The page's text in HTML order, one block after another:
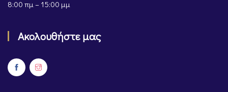
8:00 πμ – 15:00 μμ
Ακολουθήστε μας